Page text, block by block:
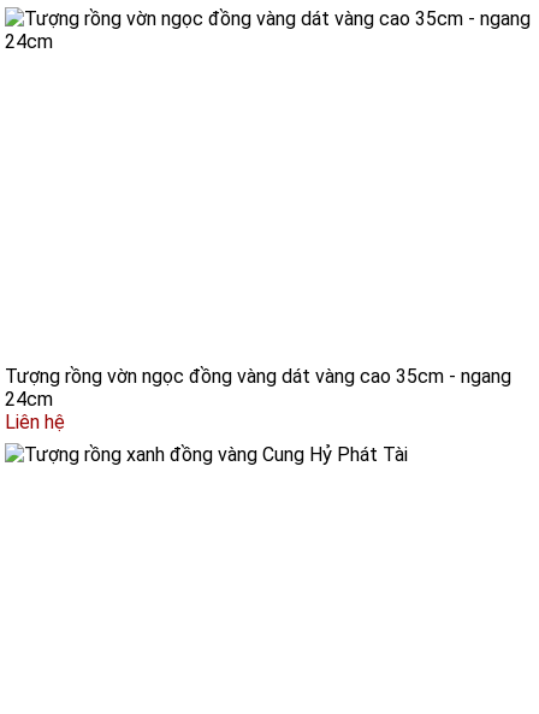
Tượng rồng vờn ngọc đồng vàng dát vàng cao 35cm - ngang
24cm
Liên hệ